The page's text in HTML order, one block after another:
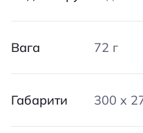
Вага 72 г
Габарити 300 x